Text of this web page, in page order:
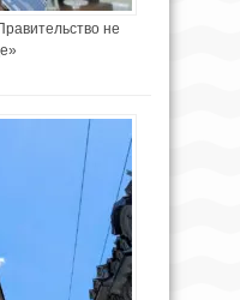
не